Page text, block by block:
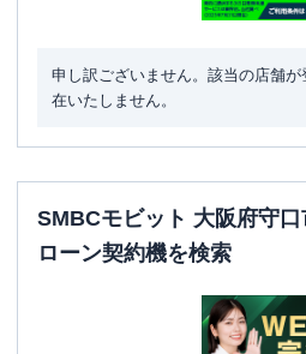
申し訳ございません。該当の店舗
在いたしません。
SMBCモビット 大阪府守
ローン契約機を検索